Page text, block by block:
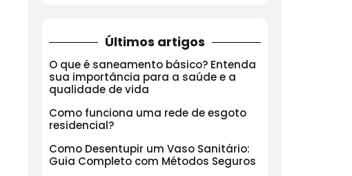
Últimos artigos
O que é saneamento básico? Entenda
sua importância para a saúde e a
qualidade de vida
Como funciona uma rede de esgoto
residencial?
Como Desentupir um Vaso Sanitário:
Guia Completo com Métodos Seguros